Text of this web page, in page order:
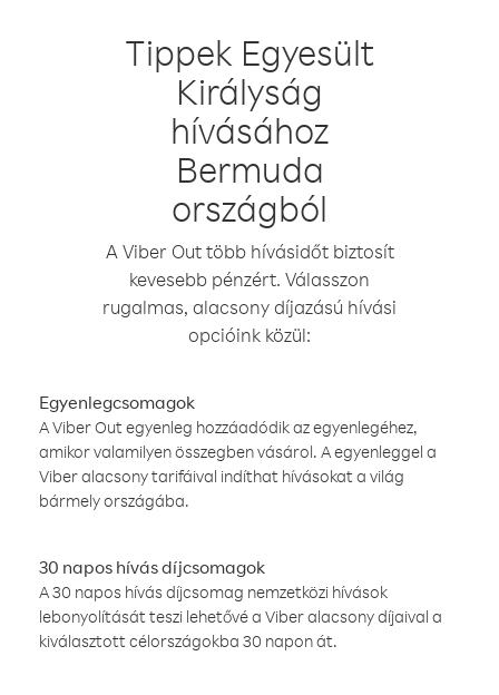
Tippek Egyesült
Királyság
hívásához
Bermuda
országból
A Viber Out több hívásidőt biztosít
kevesebb pénzért. Válasszon
rugalmas, alacsony díjazású hívási
opcióink közül:
Egyenlegcsomagok
A Viber Out egyenleg hozzáadódik az egyenlegéhez,
amikor valamilyen összegben vásárol. A egyenleggel a
Viber alacsony tarifáival indíthat hívásokat a világ
bármely országába.
30 napos hívás díjcsomagok
A 30 napos hívás díjcsomag nemzetközi hívások
lebonyolítását teszi lehetővé a Viber alacsony díjaival a
kiválasztott célországokba 30 napon át.